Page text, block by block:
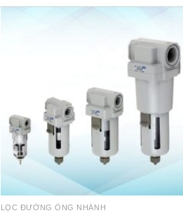
LỌC ĐƯỜNG ỐNG NHÁNH